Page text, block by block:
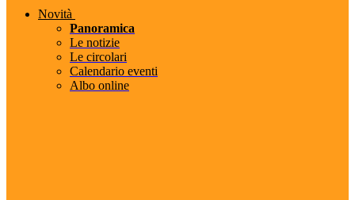
Novità
Panoramica
Le notizie
Le circolari
Calendario eventi
Albo online